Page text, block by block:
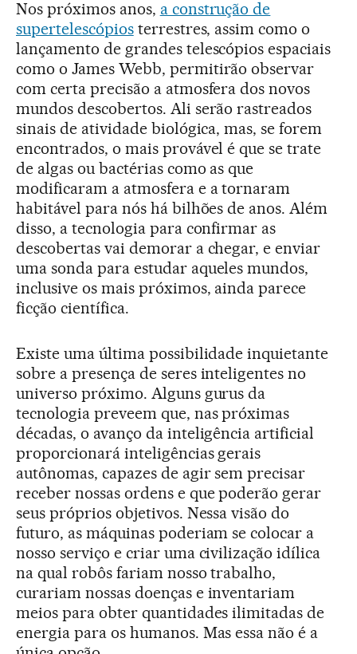
Nos próximos anos, a construção de
supertelescópiosterrestres, assim como o
lançamento de grandes telescópios espaciais
como o James Webb, permitirão observar
com certa precisão a atmosfera dos novos
mundos descobertos. Ali serão rastreados
sinais de atividade biológica, mas, se forem
encontrados, o mais provável é que se trate
de algas ou bactérias como as que
modificaram a atmosfera e a tornaram
habitável para nós há bilhões de anos. Além
disso, a tecnologia para confirmar as
descobertas vai demorar a chegar, e enviar
uma sonda para estudar aqueles mundos,
inclusive os mais próximos, ainda parece
ficção científica.
Existe uma última possibilidade inquietante
sobre a presença de seres inteligentes no
universo próximo. Alguns gurus da
tecnologia preveem que, nas próximas
décadas, o avanço da inteligência artificial
proporcionará inteligências gerais
autônomas, capazes de agir sem precisar
receber nossas ordens e que poderão gerar
seus próprios objetivos. Nessa visão do
futuro, as máquinas poderiam se colocar a
nosso serviço e criar uma civilização idílica
na qual robôs fariam nosso trabalho,
curariam nossas doenças e inventariam
meios para obter quantidades ilimitadas de
energia para os humanos. Mas essa não é a